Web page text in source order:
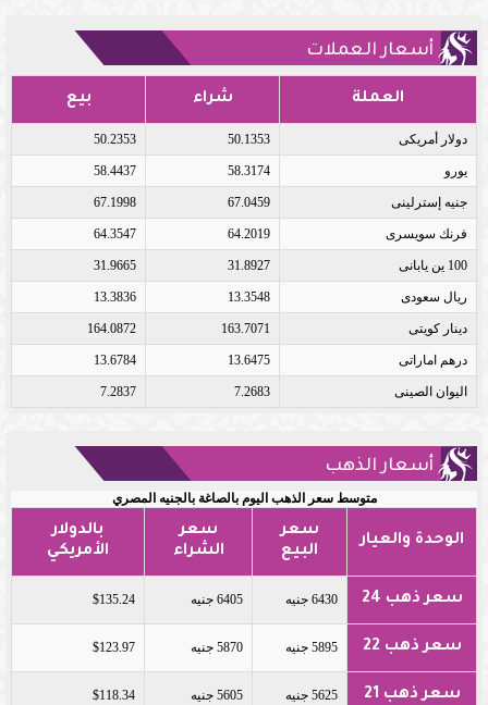
أسعار العملات
العملة شراء بيع
دولار أمريكى 50.1353
50.2353
يورو 58.3174
58.4437
جنيه إسترلينى 67.0459
67.1998
فرنك سويسرى 64.2019
64.3547
100 ين يابانى 31.8927
31.9665
ريال سعودى 13.3548
13.3836
دينار كويتى 163.7071
164.0872
درهم اماراتى 13.6475
13.6784
اليوان الصينى 7.2683
7.2837
أسعار الذهب
متوسط سعر الذهب اليوم بالصاغة بالجنيه المصري
الوحدة والعيار
سعر
البيع
سعر
الشراء
بالدولار
الأمريكي
سعر ذهب 24 6430 جنيه 6405 جنيه $135.24
سعر ذهب 22 5895 جنيه 5870 جنيه $123.97
سعر ذهب 21 5625 جنيه 5605 جنيه $118.34